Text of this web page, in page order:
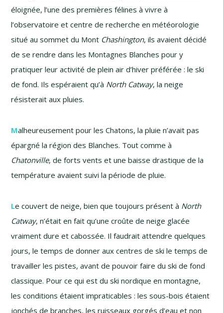
éloignée, l’une des premières félines à vivre à
l’observatoire et centre de recherche en météorologie
situé au sommet du Mont Chashington, ils avaient décidé
de se rendre dans les Montagnes Blanches pour y
pratiquer leur activité de plein air d’hiver préférée : le ski
de fond. Ils espéraient qu’à North Catway, la neige
résisterait aux pluies.
Malheureusement pour les Chatons, la pluie n’avait pas
épargné la région des Blanches. Tout comme à
Chatonville, de forts vents et une baisse drastique de la
température avaient suivi la période de pluie.
Le couvert de neige, bien que toujours présent à North
Catway, n’était en fait qu’une croûte de neige glacée
vraiment dure et cabossée. Il faudrait attendre quelques
jours, le temps de donner aux centres de ski le temps de
travailler les pistes, avant de pouvoir faire du ski de fond
classique. Pour ce qui est du ski nordique en montagne,
les conditions étaient impraticables : lessous-bois étaient
jonchés de branches, les ruisseaux gorgés d’eau et non